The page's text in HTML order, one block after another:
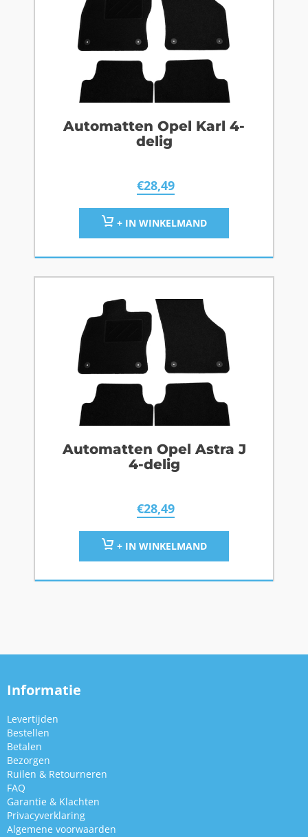
Automatten Opel Karl 4-
delig
€28,49
+ IN WINKELMAND
Automatten Opel Astra J
4-delig
€28,49
+ IN WINKELMAND
Informatie
Levertijden
Bestellen
Betalen
Bezorgen
Ruilen & Retourneren
FAQ
Garantie & Klachten
Privacyverklaring
Algemene voorwaarden